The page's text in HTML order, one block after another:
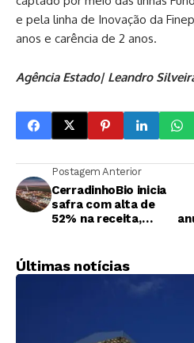
e pela linha de Inovação da
anos e carência de 2 anos.
Agência Estado| Leandro
Postagem Anterior
CerradinhoBio inicia
safra com alta de
52% na receita,
do milho
Últimas notícias